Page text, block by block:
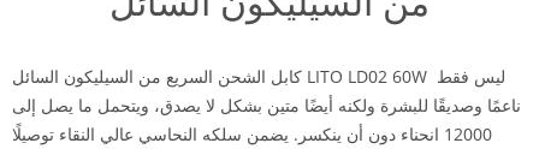
كابل الشحن السريع من السيليكون السائل LITO LD02 60W
ناعمًا وصديقًا للبشرة ولكنه أيضًا متين بشكل لا يصدق، ويتحمل ما يصل إلى
12000 انحناء دون أن ينكسر. يضمن سلكه النحاسي عالي النقاء توصيلًا